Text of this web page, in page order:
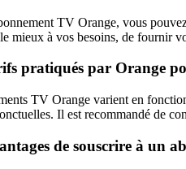
TV Orange, vous
mieux à vos besoins, de fournir
pratiqués par Orange
TV Orange varient en
Il est recommandé de
de souscrire à un